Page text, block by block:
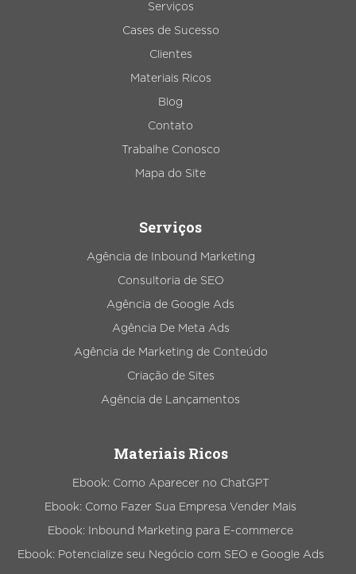
Serviços
Cases de Sucesso
Clientes
Materiais Ricos
Blog
Contato
Trabalhe Conosco
Mapa do Site
Serviços
Agência de Inbound Marketing
Consultoria de SEO
Agência de Google Ads
Agência De Meta Ads
Agência de Marketing de Conteúdo
Criação de Sites
Agência de Lançamentos
Materiais Ricos
Ebook: Como Aparecer no ChatGPT
Ebook: Como Fazer Sua Empresa Vender Mais
Ebook: Inbound Marketing para E-commerce
Ebook: Potencialize seu Negócio com SEO e Google Ads